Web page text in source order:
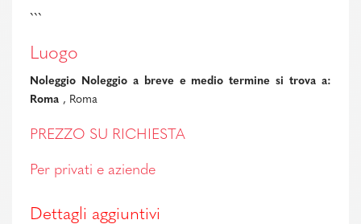
```
Luogo
Noleggio Noleggio a breve e medio termine si trova a:
Roma , Roma
PREZZO SU RICHIESTA
Per privati e aziende
Dettagli aggiuntivi